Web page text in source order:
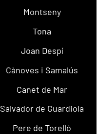
Montseny
Tona
Joan Despí
Cànoves i Samalús
Canet de Mar
Salvador de Guardiola
Pere de Torelló